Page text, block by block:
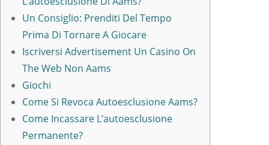
Un Consiglio: Prenditi Del Tempo
Prima Di Tornare A Giocare
Iscriversi Advertisement Un Casino On
The Web Non Aams
Giochi
Come Si Revoca Autoesclusione Aams?
Come Incassare L’autoesclusione
Permanente?